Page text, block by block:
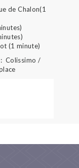
de Chalon(1
(1 minute)
: Colissimo /